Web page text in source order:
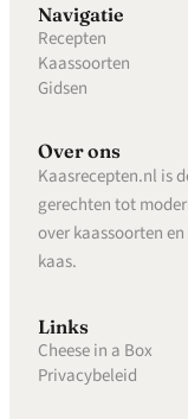
Navigatie
Recepten
Kaassoorten
Gidsen
Over ons
Kaasrecepten.nl is
gerechten tot
over kaassoorten
kaas.
Links
Cheese in a Box
Privacybeleid